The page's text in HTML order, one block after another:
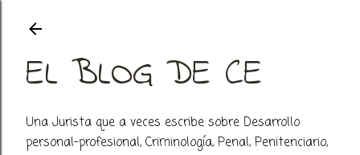
EL BLOG DE CE
Una Jurista que a veces escribe sobre Desarrollo
personal-profesional, Criminología, Penal, Penitenciario,